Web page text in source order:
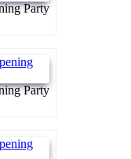
Party
Party